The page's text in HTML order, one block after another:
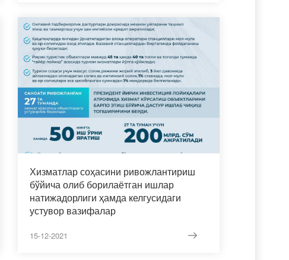
Хизматлар соҳасини ривожлантириш
бўйича олиб борилаётган ишлар
натижадорлиги ҳамда келгусидаги
устувор вазифалар
15-12-2021